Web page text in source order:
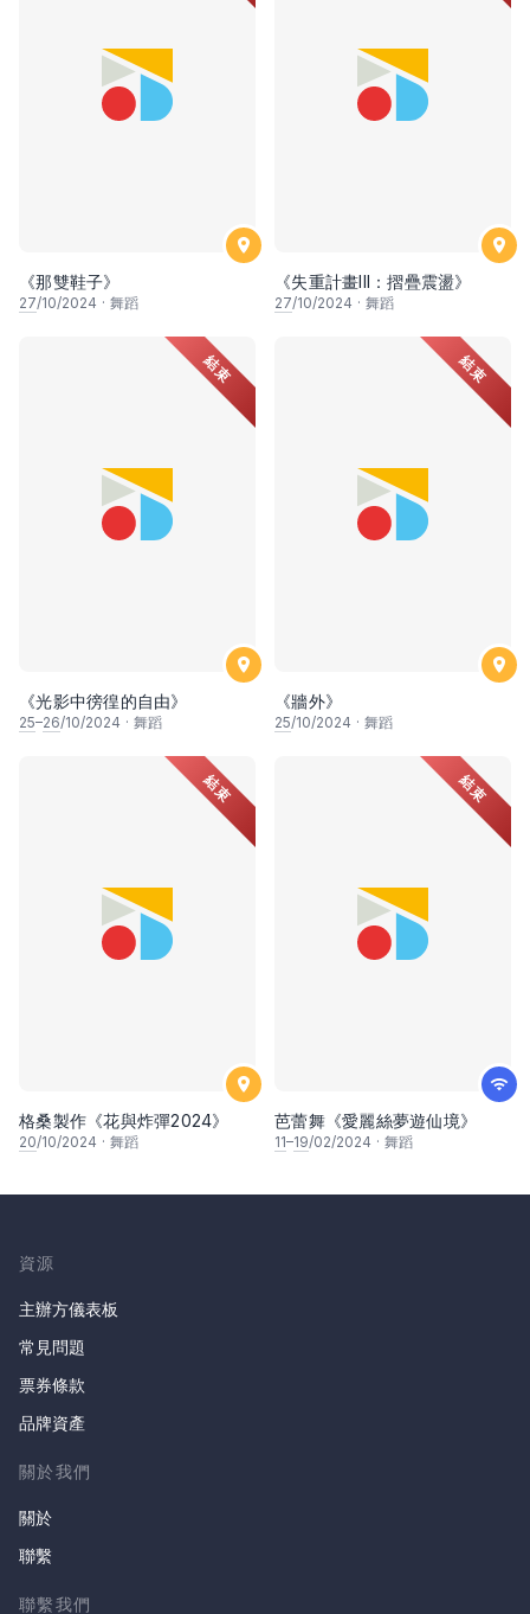
《那雙鞋子》
27/10/2024 · 舞蹈
《失重計畫III：摺疊震盪》
27/10/2024 · 舞蹈
結束
《光影中徬徨的自由》
25–26/10/2024 · 舞蹈
結束
《牆外》
25/10/2024 · 舞蹈
結束
格桑製作《花與炸彈2024》
20/10/2024 · 舞蹈
結束
芭蕾舞《愛麗絲夢遊仙境》
11–19/02/2024 · 舞蹈
資源
主辦方儀表板
常見問題
票券條款
品牌資產
關於我們
關於
聯繫
聯繫我們